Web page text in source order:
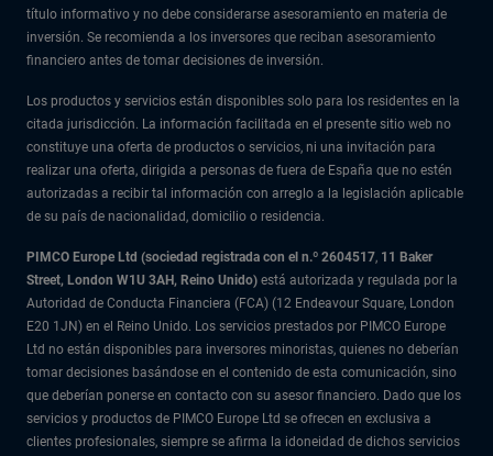
título informativo y no debe considerarse asesoramiento en materia de
inversión. Se recomienda a los inversores que reciban asesoramiento
financiero antes de tomar decisiones de inversión.
Los productos y servicios están disponibles solo para los residentes en la
citada jurisdicción. La información facilitada en el presente sitio web no
constituye una oferta de productos o servicios, ni una invitación para
realizar una oferta, dirigida a personas de fuera de España que no estén
autorizadas a recibir tal información con arreglo a la legislación aplicable
de su país de nacionalidad, domicilio o residencia.
PIMCO Europe Ltd (sociedad registrada con el n.º 2604517, 11 Baker
Street, London W1U 3AH, Reino Unido) está autorizada y regulada por la
Autoridad de Conducta Financiera (FCA) (12 Endeavour Square, London
E20 1JN) en el Reino Unido. Los servicios prestados por PIMCO Europe
Ltd no están disponibles para inversores minoristas, quienes no deberían
tomar decisiones basándose en el contenido de esta comunicación, sino
que deberían ponerse en contacto con su asesor financiero. Dado que los
servicios y productos de PIMCO Europe Ltd se ofrecen en exclusiva a
clientes profesionales, siempre se afirma la idoneidad de dichos servicios